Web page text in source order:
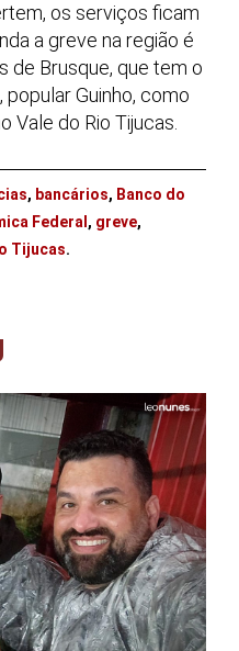
os serviços ficam
a greve na região é
de Brusque, que tem o
, popular Guinho, como
Vale do Rio Tijucas.
, bancários, Banco do
Federal , greve,
Tijucas.